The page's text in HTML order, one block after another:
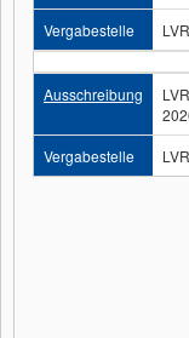
Vergabestelle
Ausschreibung
Vergabestelle